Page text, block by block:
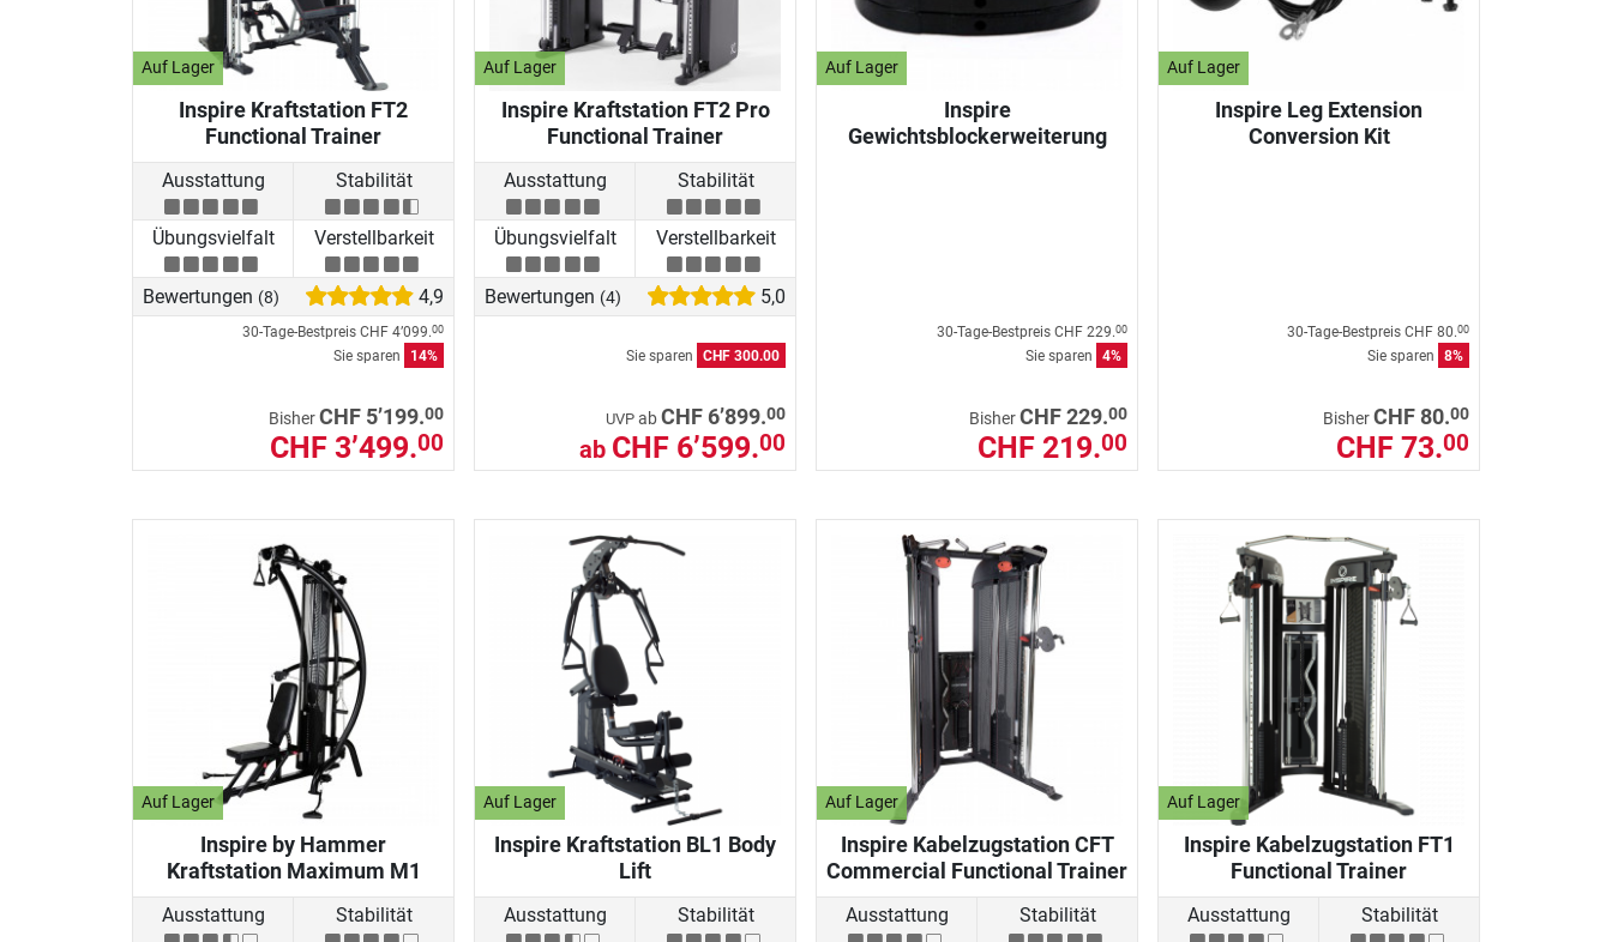
Auf Lager
Inspire Kraftstation FT2
Functional Trainer
Ausstattung Stabilität
Übungsvielfalt Verstellbarkeit
Bewertungen (8) 4,9
30-Tage-Bestpreis CHF 4’099.00
Sie sparen 14%
BisherCHF 5’199.00
CHF 3’499.00
Auf Lager
Inspire Kraftstation FT2 Pro
Functional Trainer
Ausstattung Stabilität
Übungsvielfalt Verstellbarkeit
Bewertungen (4) 5,0
Sie sparen CHF 300.00
UVP abCHF 6’899.00
ab CHF 6’599.00
Auf Lager
Inspire
Gewichtsblockerweiterung
30-Tage-Bestpreis CHF 229.00
Sie sparen 4%
BisherCHF 229.00
CHF 219.00
Auf Lager
Inspire Leg Extension
Conversion Kit
30-Tage-Bestpreis CHF 80.00
Sie sparen 8%
BisherCHF 80.00
CHF 73.00
Auf Lager
Inspire by Hammer
Kraftstation Maximum M1
Ausstattung Stabilität
Auf Lager
Inspire Kraftstation BL1 Body
Lift
Ausstattung Stabilität
Auf Lager
Inspire Kabelzugstation CFT
Commercial Functional Trainer
Ausstattung Stabilität
Auf Lager
Inspire Kabelzugstation FT1
Functional Trainer
Ausstattung Stabilität